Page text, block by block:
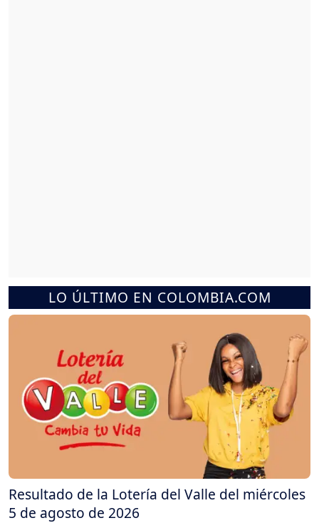
LO ÚLTIMO EN COLOMBIA.COM
Resultado de la Lotería del Valle del miércoles
5 de agosto de 2026